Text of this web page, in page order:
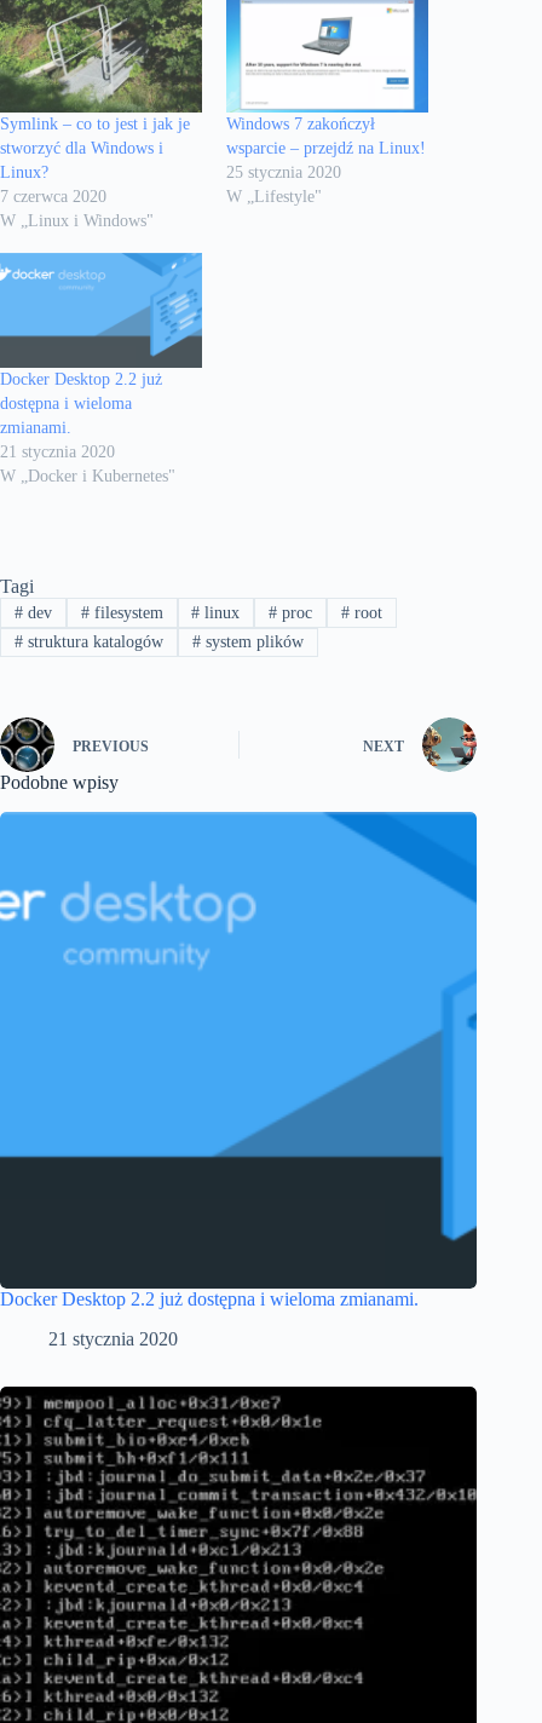
Symlink – co to jest i jak je
stworzyć dla Windows i
Linux?
7 czerwca 2020
W „Linux i Windows"
Windows 7 zakończył
wsparcie – przejdź na Linux!
25 stycznia 2020
W „Lifestyle"
Docker Desktop 2.2 już
dostępna i wieloma
zmianami.
21 stycznia 2020
W „Docker i Kubernetes"
Tagi
#dev #filesystem # linux # proc # root
#struktura katalogów #system plików
PREVIOUS NEXT
Podobne wpisy
Docker Desktop 2.2 już dostępna i wieloma zmianami.
21 stycznia 2020